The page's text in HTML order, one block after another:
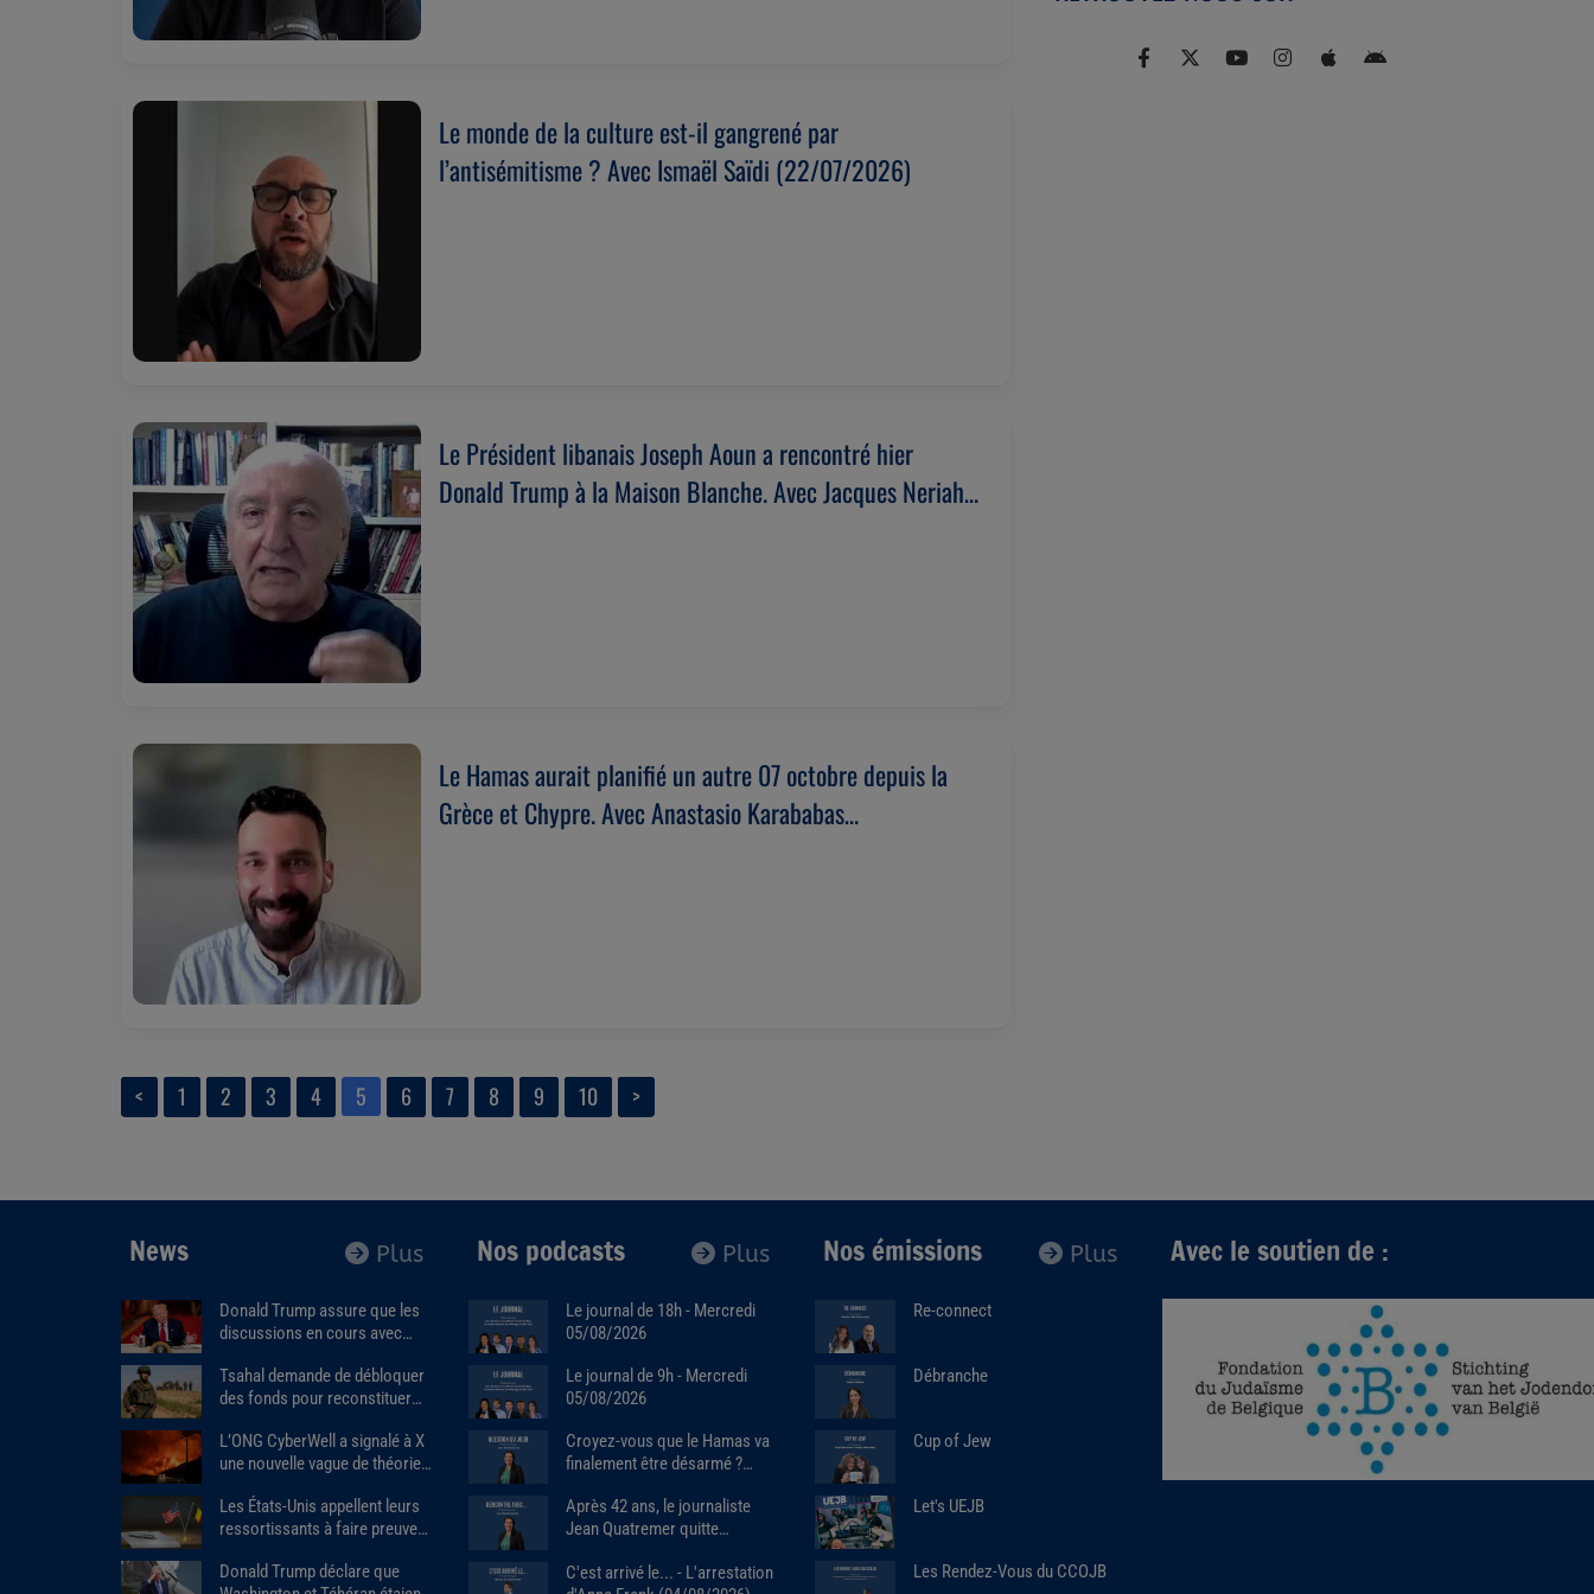
Le monde de la culture est-il gangrené par
l’antisémitisme ? Avec Ismaël Saïdi (22/07/2026)
Le Président libanais Joseph Aoun a rencontré hier
Donald Trump à la Maison Blanche. Avec Jacques Neriah
Le Hamas aurait planifié un autre 07 octobre depuis la
Grèce et Chypre. Avec Anastasio Karababas
< 1 2 3 4 5 6 7 8 9 10 >
Plus
News
Donald Trump assure que les
discussions en cours avec
Tsahal demande de débloquer
des fonds pour reconstituer
d’équipements de l’armée.
L’ONG CyberWell a signalé à X
une nouvelle vague de théories
Les États-Unis appellent leurs
ressortissants à faire preuve
rendant en Belgique.
Donald Trump déclare que
Plus
Nos podcasts
Le journal de 18h - Mercredi
05/08/2026
Le journal de 9h - Mercredi
05/08/2026
Croyez-vous que le Hamas va
finalement être désarmé ?
(04/08/2026)
Après 42 ans, le journaliste
Jean Quatremer quitte
Avec Jean Quatremer
C'est arrivé le... - L'arrestation
Plus
Nos émissions
Re-connect
Débranche
Cup of Jew
Let's UEJB
Les Rendez-Vous du CCOJB
Avec le soutien de :